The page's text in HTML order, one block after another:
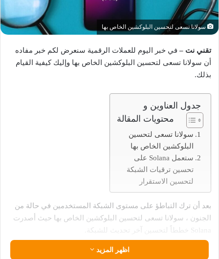
سولانا تسعى لتحسين البلوكشين الخاص بها
تقني نت – في خبر اليوم للعملات الرقمية سنعرض لكم خبر مفاده
أن سولانا تسعى لتحسين البلوكشين الخاص بها وإليك كيفية القيام
بذلك.
جدول العناوين و
محتويات المقالة
سولانا تسعى لتحسين
البلوكشين الخاص بها
ستعمل Solana على
تحسين ترقيات الشبكة
لتحسين الاستقرار
بعد أن ترك التباطؤ على مستوى الشبكة المستخدمين في حالة من
الجنون ، سولانا تسعى لتحسين البلوكشين الخاص بها حيث أصدرت
شهدت شبكة Solana تباطؤاً ملحوظاً في إنتاج الكتل بعد آخر تحديث
اظهر المزيد